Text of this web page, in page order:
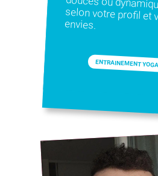
envies.
ENTRAINEMENT YOGA